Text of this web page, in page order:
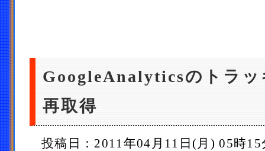
GoogleAnalyticsのトラッ
再取得
投稿日：2011年04月11日(月) 05時